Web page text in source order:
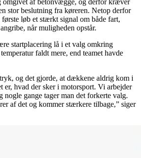
omgivet af betonvægge, og derfor kræver
stor beslutning fra køreren. Netop derfor
løb et stærkt signal om både fart,
når muligheden opstår.
startplacering lå i et valg omkring
faldt mere, end teamet havde
og det gjorde, at dækkene aldrig kom i
er, hvad der sker i motorsport. Vi arbejder
nogle gange tager man det forkerte valg.
af det og kommer stærkere tilbage,” siger